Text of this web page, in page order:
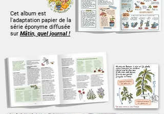
Cet album est
l'adaptation papier de la
série éponyme diffusée
sur Mâtin, quel journal !